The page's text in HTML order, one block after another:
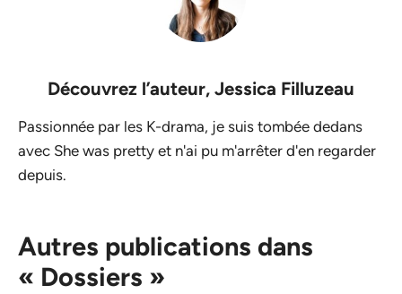
Découvrez l’auteur, Jessica Filluzeau
Passionnée par les K-drama, je suis tombée dedans
avec She was pretty et n'ai pu m'arrêter d'en regarder
depuis.
Autres publications dans
« Dossiers »